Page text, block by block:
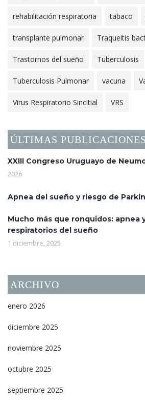
rehabilitación respiratoria tabaco
transplante pulmonar Traqueitis
Trastornos del sueño Tuberculosis
Tuberculosis Pulmonar vacuna
Virus Respiratorio Sincitial VRS
ÚLTIMAS PUBLICACIONES
XXIII Congreso Uruguayo de
2026
Apnea del sueño y riesgo de
Mucho más que ronquidos: apnea
respiratorios del sueño
1 diciembre, 2025
ARCHIVO
enero 2026
diciembre 2025
noviembre 2025
octubre 2025
septiembre 2025